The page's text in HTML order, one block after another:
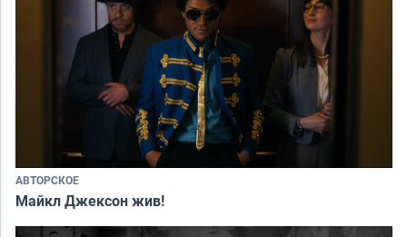
АВТОРСКОЕ
Майкл Джексон жив!